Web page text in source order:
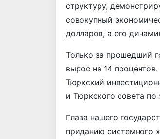
структуру,
совокупный
долларов, а его
Только за прошедший
вырос на 14
Тюркский
и Тюркского совета
Глава нашего
приданию системного